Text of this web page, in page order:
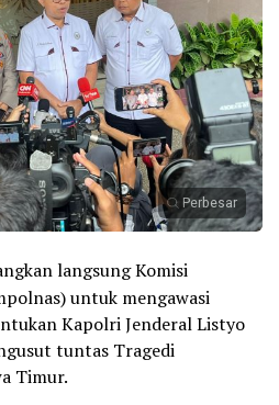
Perbesar
langsung Komisi
untuk mengawasi
Kapolri Jenderal Listyo
tuntas Tragedi
Timur.